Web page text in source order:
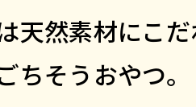
天然素材にこ
ちそうおやつ。